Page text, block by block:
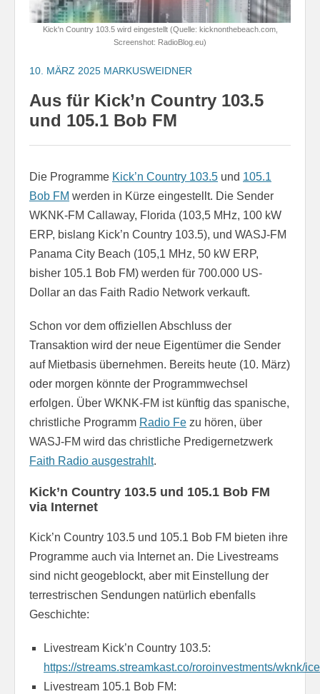
Kick'n Country 103.5 wird eingestellt (Quelle: kicknonthebeach.com,
Screenshot: RadioBlog.eu)
10. MÄRZ 2025 MARKUSWEIDNER
Aus für Kick’n Country 103.5
und 105.1 Bob FM
Die Programme Kick’n Country 103.5 und 105.1
Bob FM werden in Kürze eingestellt. Die Sender
WKNK-FM Callaway, Florida (103,5 MHz, 100 kW
ERP, bislang Kick’n Country 103.5), und WASJ-FM
Panama City Beach (105,1 MHz, 50 kW ERP,
bisher 105.1 Bob FM) werden für 700.000 US-
Dollar an das Faith Radio Network verkauft.
Schon vor dem offiziellen Abschluss der
Transaktion wird der neue Eigentümer die Sender
auf Mietbasis übernehmen. Bereits heute (10. März)
oder morgen könnte der Programmwechsel
erfolgen. Über WKNK-FM ist künftig das spanische,
christliche Programm Radio Fe zu hören, über
WASJ-FM wird das christliche Predigernetzwerk
Faith Radio ausgestrahlt.
Kick’n Country 103.5 und 105.1 Bob FM
via Internet
Kick’n Country 103.5 und 105.1 Bob FM bieten ihre
Programme auch via Internet an. Die Livestreams
sind nicht geogeblockt, aber mit Einstellung der
terrestrischen Sendungen natürlich ebenfalls
Geschichte:
Livestream Kick’n Country 103.5:
https://streams.streamkast.co/roroinvestments/wknk/
Livestream 105.1 Bob FM: